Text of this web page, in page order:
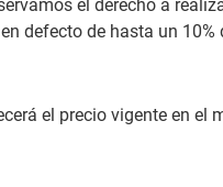
el derecho a
defecto de hasta un 10%
el precio vigente en el